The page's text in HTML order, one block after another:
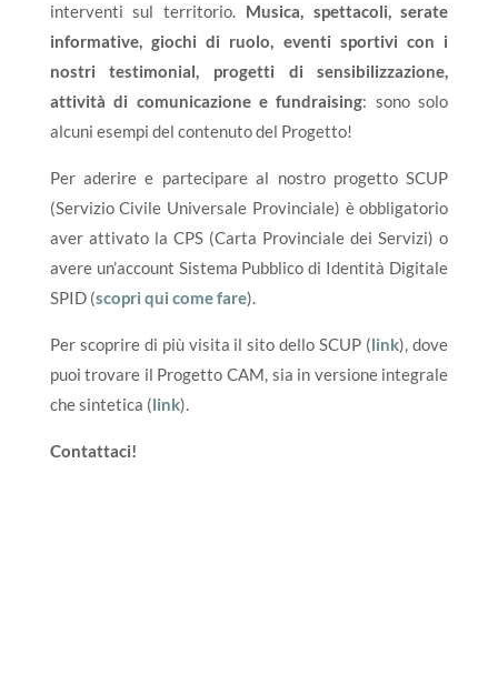
interventi sul territorio. Musica, spettacoli, serate
informative, giochi di ruolo, eventi sportivi con i
nostri testimonial, progetti di sensibilizzazione,
attività di comunicazione e fundraising: sono solo
alcuni esempi del contenuto del Progetto!
Per aderire e partecipare al nostro progetto SCUP
(Servizio Civile Universale Provinciale) è obbligatorio
aver attivato la CPS (Carta Provinciale dei Servizi) o
avere un’account Sistema Pubblico di Identità Digitale
SPID (scopri qui come fare).
Per scoprire di più visita il sito dello SCUP (link), dove
puoi trovare il Progetto CAM, sia in versione integrale
che sintetica (link).
Contattaci!